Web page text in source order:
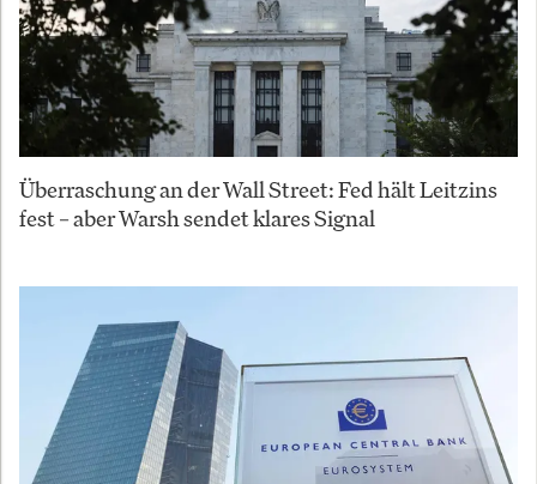
Überraschung an der Wall Street: Fed hält Leitzins
fest – aber Warsh sendet klares Signal